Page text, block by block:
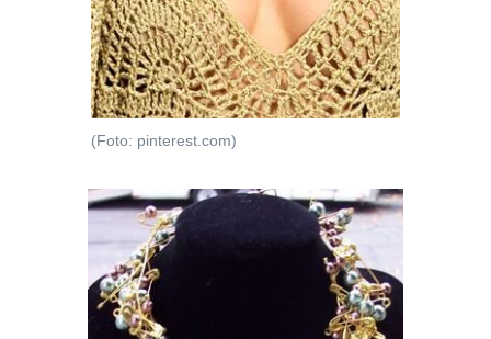
(Foto: pinterest.com)